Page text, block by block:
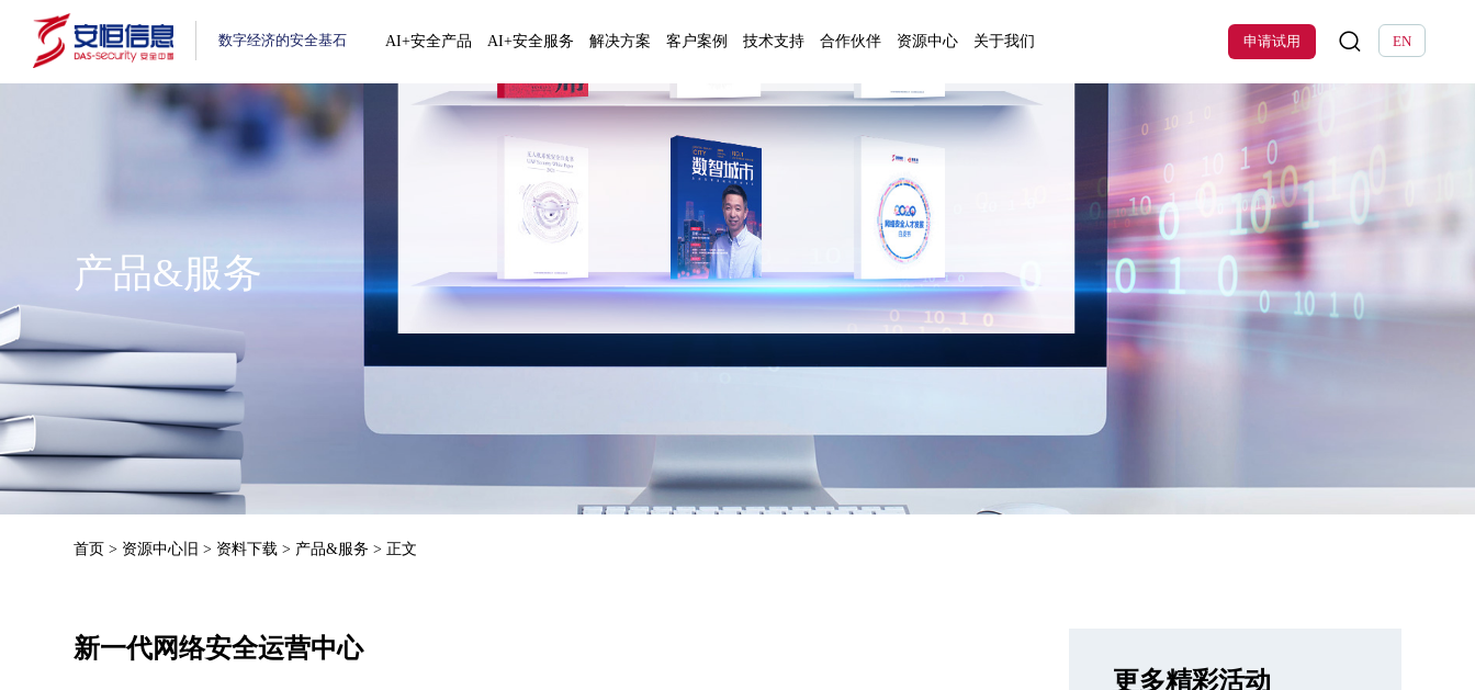
数字经济的安全基石 AI+安全产品 AI+安全服务 解决方案 客户案例 技术支持 合作伙伴 资源中心 关于我们 EN
申请试用
产品&服务
首页 > 资源中心旧 > 资料下载 > 产品&服务 > 正文
新一代网络安全运营中心
更多精彩活动